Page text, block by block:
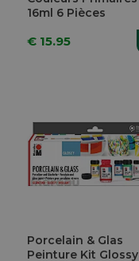
16ml 6 Pièces
€ 15.95
Porcelain & Glas
Peinture Kit Glossy